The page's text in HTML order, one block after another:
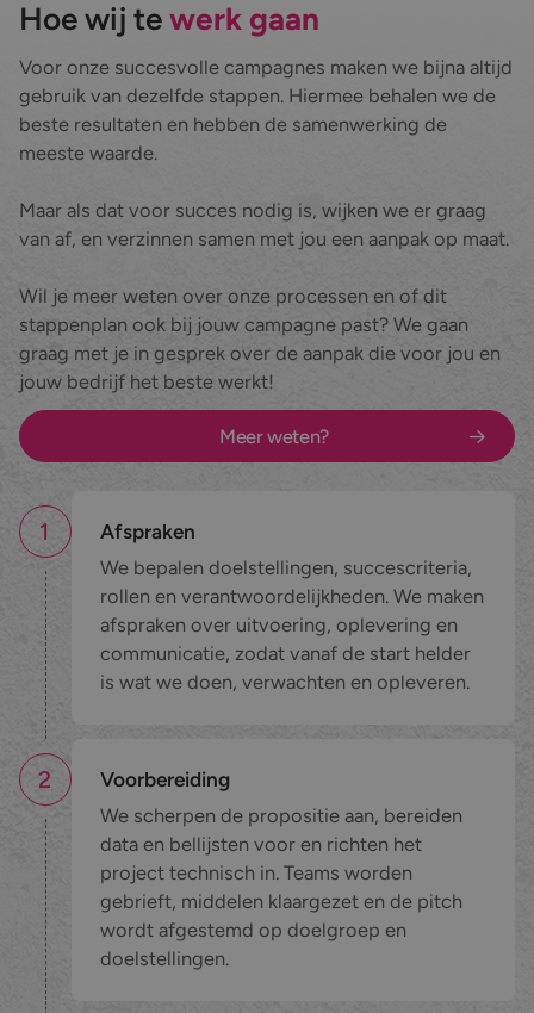
Hoe wij tewerk gaan
Voor onze succesvolle campagnes maken we bijna altijd
gebruik van dezelfde stappen. Hiermee behalen we de
beste resultaten en hebben de samenwerking de
meeste waarde.
Maar als dat voor succes nodig is, wijken we er graag
van af, en verzinnen samen met jou een aanpak op maat.
Wil je meer weten over onze processen en of dit
stappenplan ook bij jouw campagne past? We gaan
graag met je in gesprek over de aanpak die voor jou en
jouw bedrijf het beste werkt!
Meer weten?
1
Afspraken
We bepalen doelstellingen, succescriteria,
rollen en verantwoordelijkheden. We maken
afspraken over uitvoering, oplevering en
communicatie, zodat vanaf de start helder
is wat we doen, verwachten en opleveren.
2
Voorbereiding
We scherpen de propositie aan, bereiden
data en bellijsten voor en richten het
project technisch in. Teams worden
gebrieft, middelen klaargezet en de pitch
wordt afgestemd op doelgroep en
doelstellingen.